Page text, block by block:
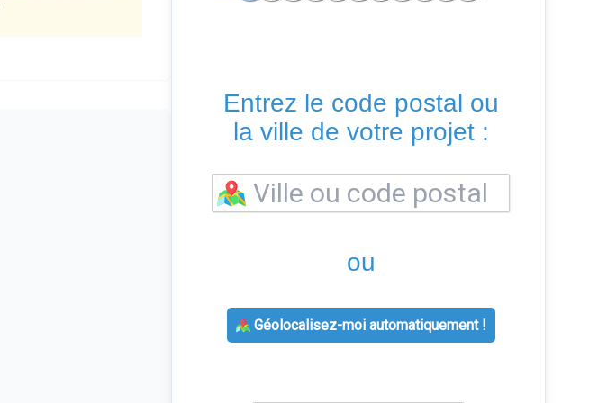
Entrez le code postal ou
la ville de votre projet :
ou
Géolocalisez-moi automatiquement !